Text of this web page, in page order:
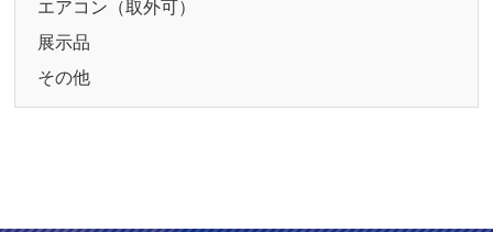
エアコン（取外可）
展示品
その他